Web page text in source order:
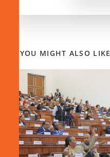
YOU MIGHT ALSO LIKE